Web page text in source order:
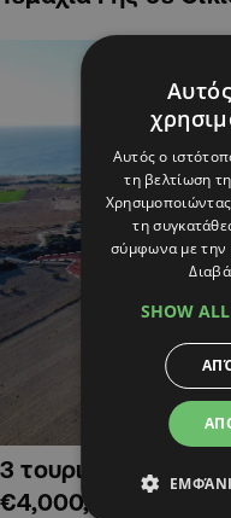
3 τουριστικά
€4,000,000
Αυτός ο
τη βελτίωση
τη
σύμφωνα με την
SHOW